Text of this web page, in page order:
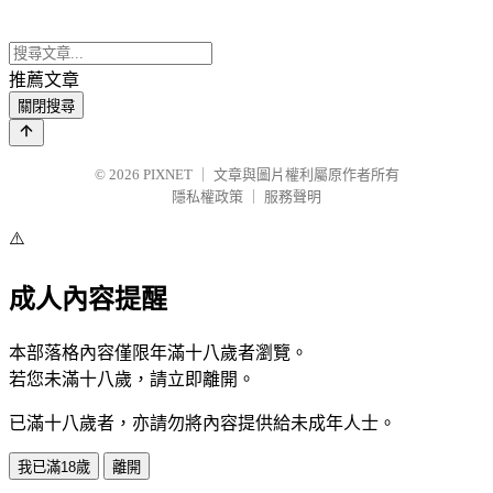
推薦文章
關閉搜尋
© 2026 PIXNET
文章與圖片權利屬原作者所有
隱私權政策
服務聲明
⚠️
成人內容提醒
本部落格內容僅限年滿十八歲者瀏覽。
若您未滿十八歲，請立即離開。
已滿十八歲者，亦請勿將內容提供給未成年人士。
我已滿18歲 離開